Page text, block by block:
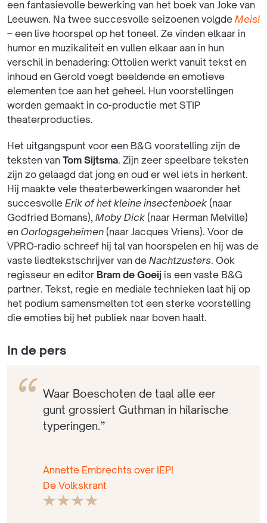
een fantasievolle bewerking van het boek van Joke van
Leeuwen. Na twee succesvolle seizoenen volgde Meis!
– een live hoorspel op het toneel. Ze vinden elkaar in
humor en muzikaliteit en vullen elkaar aan in hun
verschil in benadering: Ottolien werkt vanuit tekst en
inhoud en Gerold voegt beeldende en emotieve
elementen toe aan het geheel. Hun voorstellingen
worden gemaakt in co-productie met STIP
theaterproducties.
Het uitgangspunt voor een B&G voorstelling zijn de
teksten van
Tom Sijtsma. Zijn zeer speelbare teksten
zijn zo gelaagd dat jong en oud er wel iets in herkent.
Hij maakte vele theaterbewerkingen waaronder het
succesvolle Erik of het kleine insectenboek (naar
Godfried Bomans), Moby Dick (naar Herman Melville)
en Oorlogsgeheimen (naar Jacques Vriens). Voor de
VPRO-radio schreef hij tal van hoorspelen en hij was de
vaste liedtekstschrijver van de Nachtzusters. Ook
regisseur en editor Bram de Goeij is een vaste B&G
partner. Tekst, regie en mediale technieken laat hij op
het podium samensmelten tot een sterke voorstelling
die emoties bij het publiek naar boven haalt.
In de pers
Waar Boeschoten de taal alle eer
gunt grossiert Guthman in hilarische
typeringen.”
Annette Embrechts over IEP!
De Volkskrant